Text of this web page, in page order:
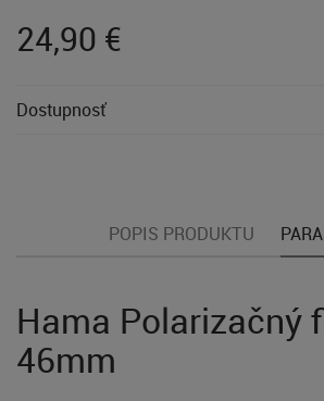
24,90 €
Dostupnosť
POPIS PRODUKTU
Hama Polarizačný
46mm